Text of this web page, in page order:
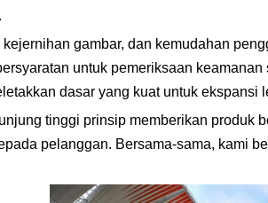
gambar, dan kemudahan
untuk pemeriksaan
dasar yang kuat untuk ekspansi
tinggi prinsip memberikan produk
pelanggan. Bersama-sama, kami